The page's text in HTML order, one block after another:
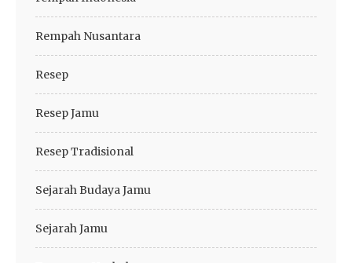
Rempah Nusantara
Resep
Resep Jamu
Resep Tradisional
Sejarah Budaya Jamu
Sejarah Jamu